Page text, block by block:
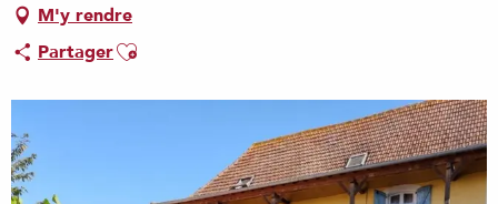
M'y rendre
PartagerAjouter aux favoris